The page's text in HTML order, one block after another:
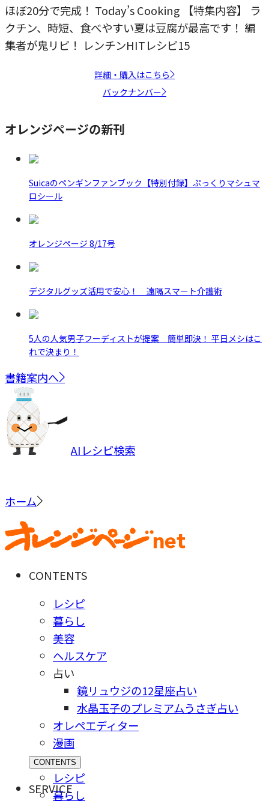
ほぼ20分で完成！ Today’s Cooking 【特集内容】 ラ
クチン、時短、食べやすい夏は豆腐が最高です！ 編
集者が鬼リピ！ レンチンHITレシピ15
詳細・購入はこちら
バックナンバー
オレンジページの新刊
Suicaのペンギンファンブック【特別付録】ぷっくりマシュマ
ロシール
オレンジページ 8/17号
デジタルグッズ活用で安心！ 遠隔スマート介護術
5人の人気男子フーディストが提案 簡単即決！ 平日メシはこ
れで決まり！
書籍案内へ
AIレシピ検索
ホーム
CONTENTS
レシピ
暮らし
美容
ヘルスケア
占い
鏡リュウジの12星座占い
水晶玉子のプレミアムうさぎ占い
オレペエディター
漫画
CONTENTS
レシピ
暮らし
SERVICE